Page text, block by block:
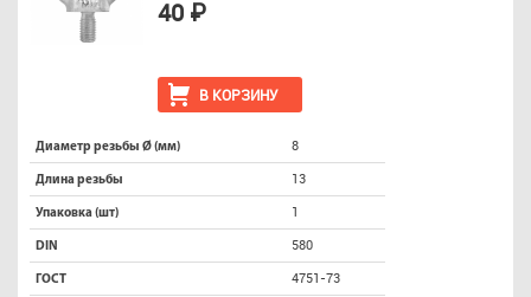
В КОРЗИНУ
40 ₽
Диаметр резьбы Ø (мм) 8
Длина резьбы 13
Упаковка (шт) 1
DIN 580
ГОСТ 4751-73